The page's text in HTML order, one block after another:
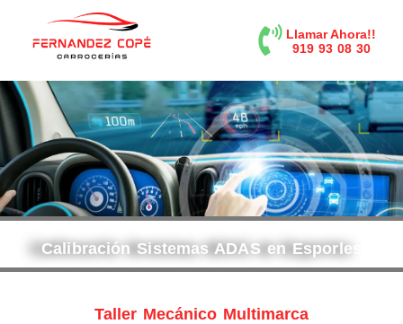
Llamar Ahora!!
919 93 08 30
Calibración Sistemas ADAS en Esporles
Taller Mecánico Multimarca